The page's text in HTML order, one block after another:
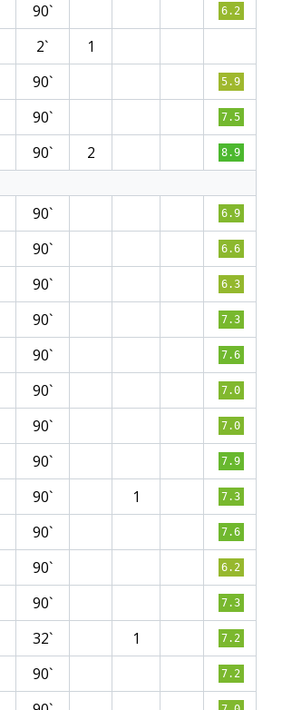
90` 6.2
2`
1
90` 5.9
90` 7.5
90` 2 8.9
90` 6.9
90` 6.6
90` 6.3
90` 7.3
90` 7.6
90` 7.0
90` 7.0
90` 7.9
90` 1 7.3
90` 7.6
90` 6.2
90` 7.3
32` 1 7.2
90` 7.2